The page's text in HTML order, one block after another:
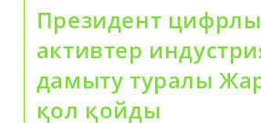
Бұл
Өткен
Жылдың
Сәйкес
Кезеңімен
Салыстырғанда
Номиналды
Президент
активтер
дамыту туралы
қол қойды